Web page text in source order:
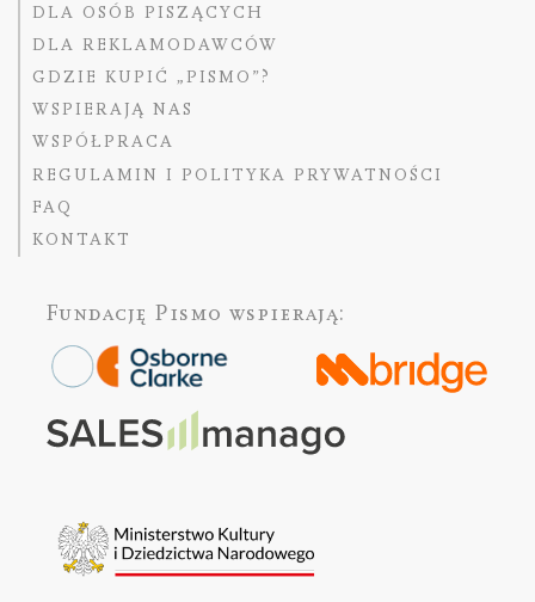
DLA OSÓB PISZĄCYCH
DLA REKLAMODAWCÓW
GDZIE KUPIĆ „PISMO”?
WSPIERAJĄ NAS
WSPÓŁPRACA
REGULAMIN I POLITYKA PRYWATNOŚCI
FAQ
KONTAKT
Fundację Pismo wspierają: